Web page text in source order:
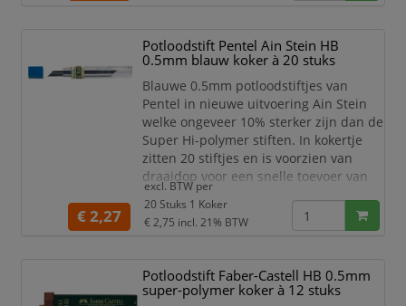
Potloodstift Pentel Ain Stein HB
0.5mm blauw koker à 20 stuks
Blauwe 0.5mm potloodstiftjes van
Pentel in nieuwe uitvoering Ain Stein
welke ongeveer 10% sterker zijn dan de
Super Hi-polymer stiften. In kokertje
zitten 20 stiftjes en is voorzien van
draaidop voor een snelle toevoer van
de stiftjes. Soepeler schrift dan alle
andere potloodstiftjes. Geschikt voor
alle 0,5mm vulpotloden. Dit product
materiaal.
€ 2,27
excl. BTW per
20 Stuks 1 Koker
€ 2,75 incl. 21% BTW
Potloodstift Faber-Castell HB 0.5mm
super-polymer koker à 12 stuks